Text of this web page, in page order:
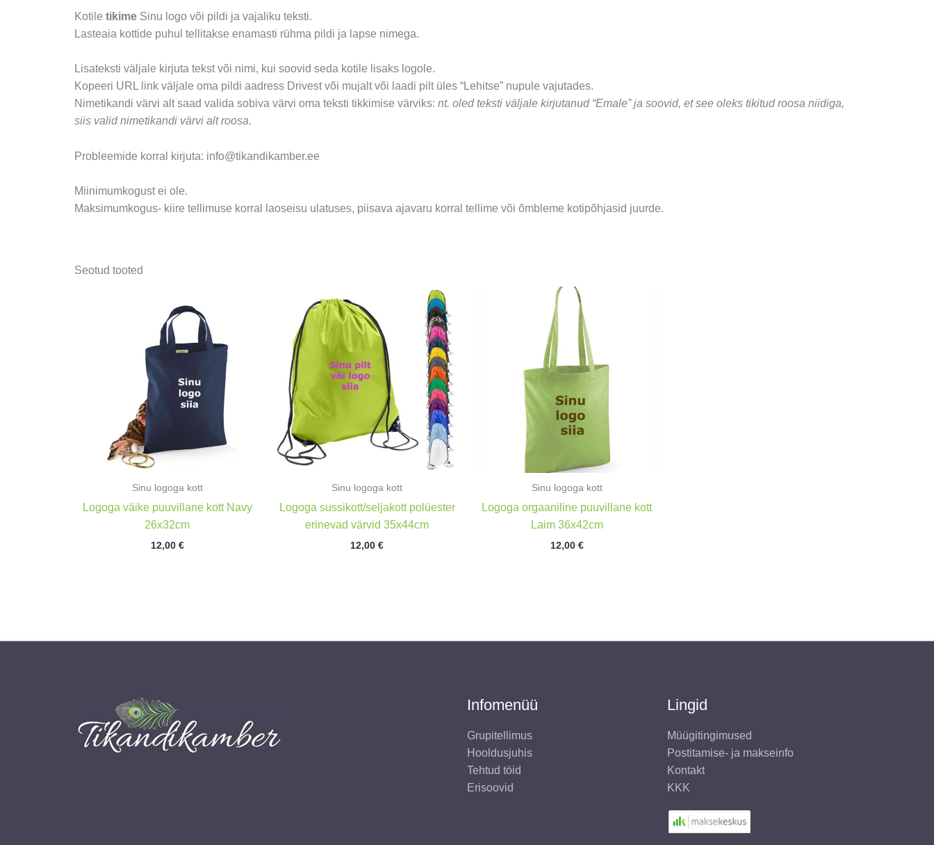
Kotile tikime Sinu logo või pildi ja vajaliku teksti.
Lasteaia kottide puhul tellitakse enamasti rühma pildi ja lapse nimega.
Lisateksti väljale kirjuta tekst või nimi, kui soovid seda kotile lisaks logole.
Kopeeri URL link väljale oma pildi aadress Drivest või mujalt või laadi pilt üles “Lehitse” nupule vajutades.
Nimetikandi värvi alt saad valida sobiva värvi oma teksti tikkimise värviks: nt. oled teksti väljale kirjutanud “Emale” ja soovid, et see oleks tikitud roosa niidiga,
siis valid nimetikandi värvi alt roosa.
Probleemide korral kirjuta: info@tikandikamber.ee
Miinimumkogust ei ole.
Maksimumkogus- kiire tellimuse korral laoseisu ulatuses, piisava ajavaru korral tellime või õmbleme kotipõhjasid juurde.
Seotud tooted
Sinu logoga kott
Logoga väike puuvillane kott Navy
26x32cm
12,00 €
Sinu logoga kott
Logoga sussikott/seljakott polüester
erinevad värvid 35x44cm
12,00€
Sinu logoga kott
Logoga orgaaniline puuvillane kott
Laim 36x42cm
12,00 €
Infomenüü
Grupitellimus
Hooldusjuhis
Tehtud töid
Erisoovid
Lingid
Müügitingimused
Postitamise- ja makseinfo
Kontakt
KKK